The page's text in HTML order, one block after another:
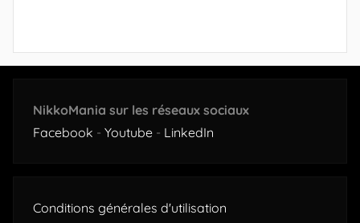
NikkoMania sur les réseaux sociaux
Facebook - Youtube - LinkedIn
Conditions générales d'utilisation